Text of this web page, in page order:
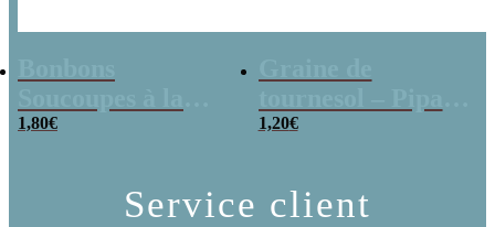
poudre (x20)
1,80€
x 3
1,20€
Service client